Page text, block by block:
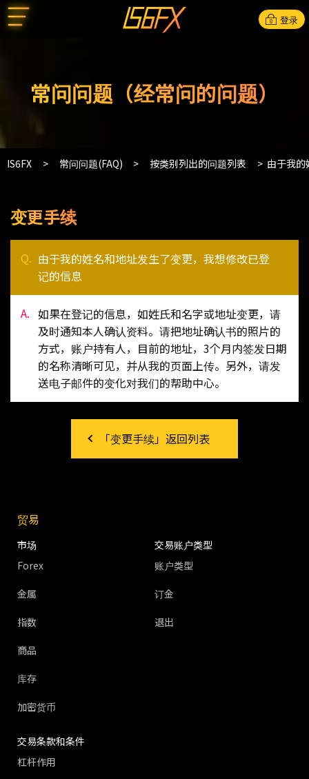
登录
常问问题（经常问的问题）
IS6FX 常问问题(FAQ) 按类别列出的问题列表 由于我
变更手续
由于我的姓名和地址发生了变更，我想修改已登
记的信息
如果在登记的信息，如姓氏和名字或地址变更，请
及时通知本人确认资料。请把地址确认书的照片的
方式，账户持有人，目前的地址，3个月内签发日期
的名称清晰可见，并从我的页面上传。另外，请发
送电子邮件的变化对我们的帮助中心。
「变更手续」返回列表
贸易
市场
Forex
金属
指数
商品
库存
加密货币
交易账户类型
账户类型
订金
退出
交易条款和条件
杠杆作用